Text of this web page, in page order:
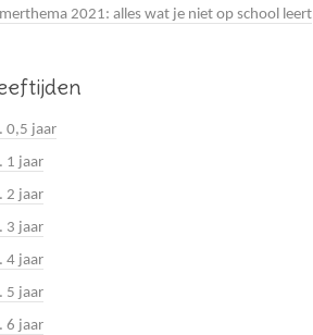
2021: alles wat je niet op school leert
0,5 jaar
1 jaar
2 jaar
3 jaar
4 jaar
5 jaar
6 jaar